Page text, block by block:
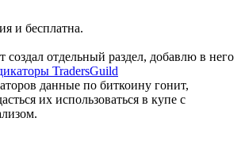
и бесплатна.
отдельный раздел, добавлю в него
TradersGuild
данные по биткоину гонит,
их использоваться в купе с